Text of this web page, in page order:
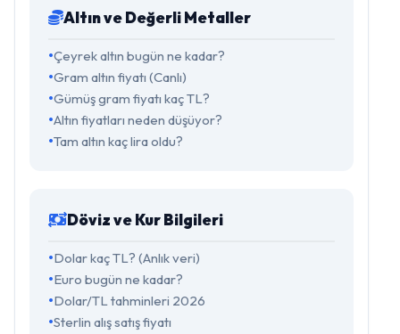
Altın ve Değerli Metaller
Çeyrek altın bugün ne kadar?
Gram altın fiyatı (Canlı)
Gümüş gram fiyatı kaç TL?
Altın fiyatları neden düşüyor?
Tam altın kaç lira oldu?
Döviz ve Kur Bilgileri
Dolar kaç TL? (Anlık veri)
Euro bugün ne kadar?
Dolar/TL tahminleri 2026
Sterlin alış satış fiyatı